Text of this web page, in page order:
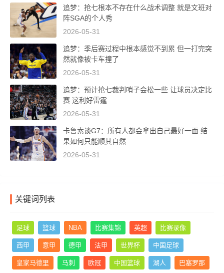
追梦：抢七根本不存在什么战术调整 就是文班对
阵SGA的个人秀
2026-05-31
追梦：季后赛过程中根本感觉不到累 但一打完突
然就像被卡车撞了
2026-05-31
追梦：预计抢七裁判哨子会松一些 让球员决定比
赛 这利好雷霆
2026-05-31
卡鲁索谈G7：所有人都会拿出自己最好一面 结
果如何只能顺其自然
2026-05-31
关键词列表
足球 篮球 NBA 比赛集锦 英超 比赛录像
西甲 意甲 德甲 法甲 世界杯 中国足球
皇家马德里 马刺 欧冠 中国篮球 湖人 巴塞罗那